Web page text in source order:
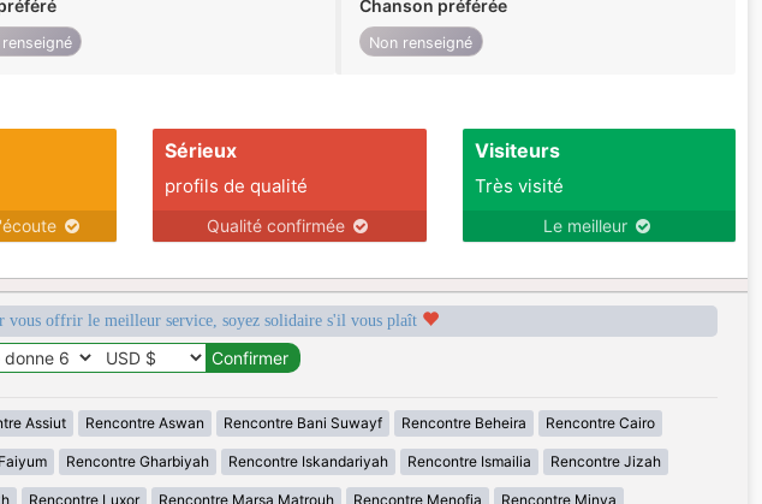
Chanson préférée
Non renseigné
Sérieux
profils de qualité
Qualité confirmée
Visiteurs
Très visité
Le meilleur
vous offrir le meilleur service, soyez solidaire s'il vous plaît
Assiut Rencontre Aswan Rencontre Bani Suwayf Rencontre Beheira Rencontre Cairo
Rencontre Gharbiyah Rencontre Iskandariyah Rencontre Ismailia Rencontre Jizah
Rencontre Luxor Rencontre Marsa Matrouh Rencontre Menofia Rencontre Minya